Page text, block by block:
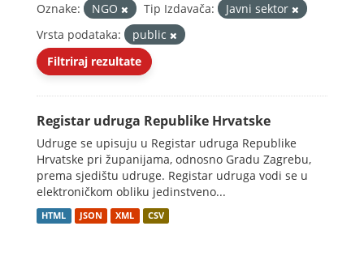
Oznake:
NGO Tip Izdavača:
Javni sektor
Vrsta podataka:
public
Filtriraj rezultate
Registar udruga Republike Hrvatske
Udruge se upisuju u Registar udruga Republike
Hrvatske pri županijama, odnosno Gradu Zagrebu,
prema sjedištu udruge. Registar udruga vodi se u
elektroničkom obliku jedinstveno...
HTML JSON XML CSV